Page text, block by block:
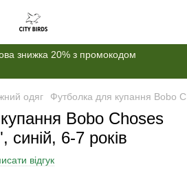
знижка 20% з промокодом
одяг Футболка для купання Bobo
Bobo Choses
синій, 6-7 років
відгук